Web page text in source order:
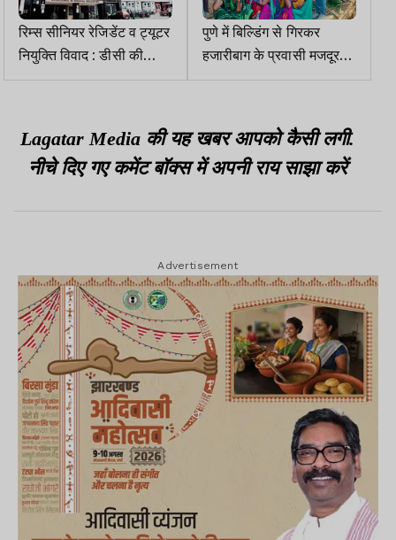
रिम्स सीनियर रेजिडेंट व ट्यूटर
नियुक्ति विवाद : डीसी की
अध्यक्षता में बनेगी जांच कमिटी
पुणे में बिल्डिंग से गिरकर
हजारीबाग के प्रवासी मजदूर
की मौत
Lagatar Media की यह खबर आपको कैसी लगी.
नीचे दिए गए कमेंट बॉक्स में अपनी राय साझा करें
Advertisement